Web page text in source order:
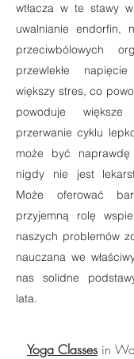
wtłacza w te stawy
uwalnianie endorfin,
przeciwbólowych
przewlekłe
większy stres, co
powoduje
przerwanie cyklu
może być naprawdę
nigdy nie jest
Może oferować
przyjemną rolę
naszych problemów
nauczana we
nas solidne
lata.
Yoga Classes in